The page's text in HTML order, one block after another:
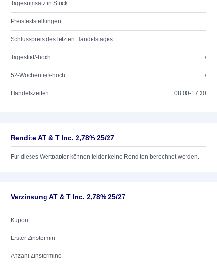
Tagesumsatz in Stück
Preisfeststellungen
Schlusspreis des letzten Handelstages
Tagestief/-hoch /
52-Wochentief/-hoch /
Handelszeiten 08:00-17:30
Rendite AT & T Inc. 2,78% 25/27
Für dieses Wertpapier können leider keine Renditen berechnet werden.
Verzinsung AT & T Inc. 2,78% 25/27
Kupon
Erster Zinstermin
Anzahl Zinstermine